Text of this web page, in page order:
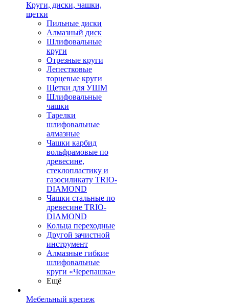
Круги, диски, чашки,
щетки
Пильные диски
Алмазный диск
Шлифовальные
круги
Отрезные круги
Лепестковые
торцевые круги
Щетки для УШМ
Шлифовальные
чашки
Тарелки
шлифовальные
алмазные
Чашки карбид
вольфрамовые по
древесине,
стеклопластику и
газосиликату TRIO-
DIAMOND
Чашки стальные по
древесине TRIO-
DIAMOND
Кольца переходные
Другой зачистной
инструмент
Алмазные гибкие
шлифовальные
круги «Черепашка»
Ещё
Мебельный крепеж